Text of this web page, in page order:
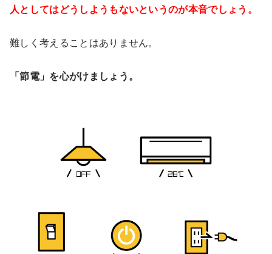
人としてはどうしようもないというのが本音でしょう。
難しく考えることはありません。
「節電」を心がけましょう。